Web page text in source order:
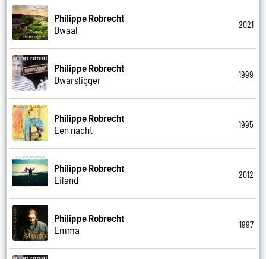
Philippe Robrecht
Dwaal
2021
Philippe Robrecht
Dwarsligger
1999
Philippe Robrecht
Een nacht
1995
Philippe Robrecht
Eiland
2012
Philippe Robrecht
Emma
1997